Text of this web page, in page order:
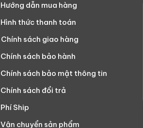
Hướng dẫn mua hàng
Hình thức thanh toán
Chính sách giao hàng
Chính sách bảo hành
Chính sách bảo mật thông tin
Chính sách đổi trả
Phí Ship
Vận chuyển sản phẩm